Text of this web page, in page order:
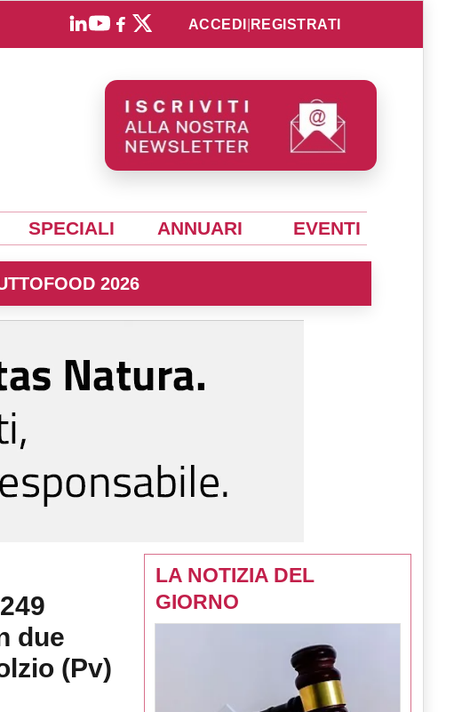
ACCEDI REGISTRATI
SPECIALI ANNUARI EVENTI
2026
due
(Pv)
LA NOTIZIA DEL
GIORNO